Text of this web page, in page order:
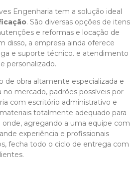
Engenharia tem a solução ideal
. São diversas opções de itens
e reformas e locação de
disso, a empresa ainda oferece
e suporte técnico. e atendimento
personalizado.
de obra altamente especializada e
mercado, padrões possíveis por
com escritório administrativo e
totalmente adequado para
onde, agregando a uma equipe com
experiência e profissionais
fecha todo o ciclo de entrega com